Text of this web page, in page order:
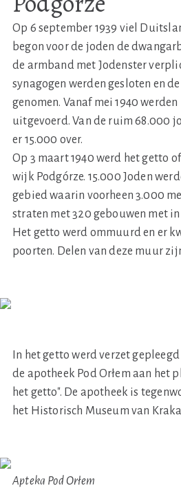
Op 6 september 1939 viel
begon voor de joden de
de armband met Jodenster
synagogen werden gesloten en
genomen. Vanaf mei 1940
uitgevoerd. Van de ruim 68.000
er 15.000 over.
Op 3 maart 1940 werd het getto
wijk Podgórze. 15.000 Joden
gebied waarin voorheen 3.000
straten met 320 gebouwen met
Het getto werd ommuurd en er
poorten. Delen van deze muur
In het getto werd verzet
de apotheek Pod Orłem aan het
het getto". De apotheek is
het Historisch Museum van
Apteka Pod Orłem